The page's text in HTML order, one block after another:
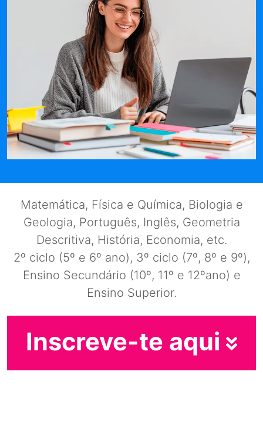
Matemática, Física e Química, Biologia e
Geologia, Português, Inglês, Geometria
Descritiva, História, Economia, etc.
2º ciclo (5º e 6º ano), 3º ciclo (7º, 8º e 9º),
Ensino Secundário (10º, 11º e 12ºano) e
Ensino Superior.
Inscreve-te aqui